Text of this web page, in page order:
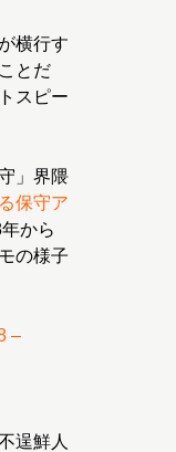
横行す
とだ
スピー
」界隈
保守ア
から
の様子
–
逞鮮人